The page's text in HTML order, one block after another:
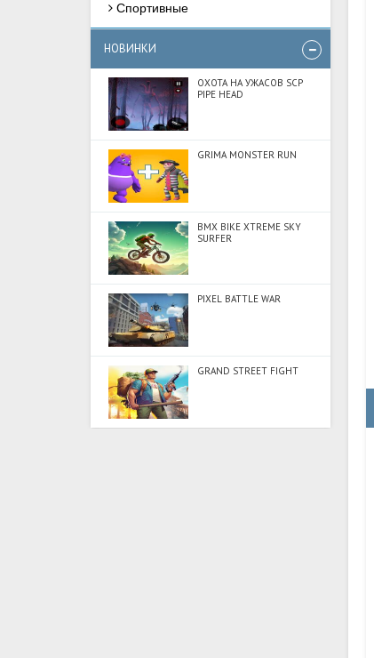
Спортивные
НОВИНКИ
ОХОТА НА УЖАСОВ SCP
PIPE HEAD
GRIMA MONSTER RUN
BMX BIKE XTREME SKY
SURFER
PIXEL BATTLE WAR
GRAND STREET FIGHT